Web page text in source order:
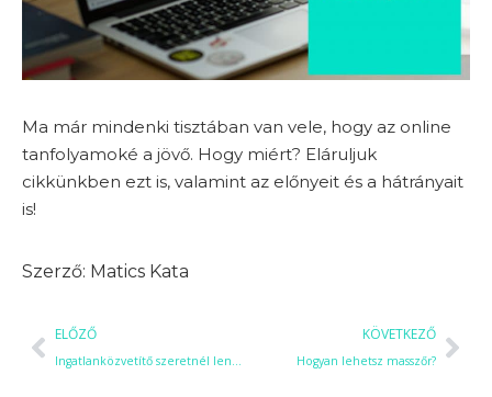
Ma már mindenki tisztában van vele, hogy az online
tanfolyamoké a jövő. Hogy miért? Eláruljuk
cikkünkben ezt is, valamint az előnyeit és a hátrányait
is!
Matics Kata
ELŐZŐ
Ingatlanközvetítő szeretnél lenni? Megmutatjuk hogyan fogj hozzá!
KÖVETKEZŐ
Hogyan lehetsz masszőr?